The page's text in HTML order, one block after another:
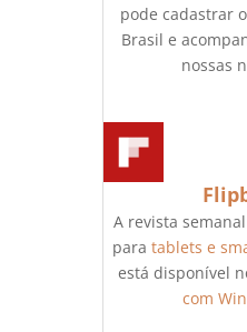
pode cadastrar
Brasil e
nossas
A revista
para tablets e
está disponível
com